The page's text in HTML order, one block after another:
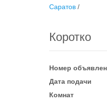
Саратов /
Коротко
Номер
Дата подачи
Комнат